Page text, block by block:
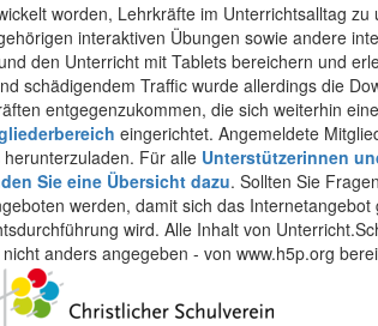
worden, Lehrkräfte im Unterrichtsalltag
interaktiven Übungen sowie andere
den Unterricht mit Tablets bereichern und
schädigendem Traffic wurde allerdings die
entgegenzukommen, die sich weiterhin
eingerichtet. Angemeldete
Für alle Unterstützerinnen
Sie eine Übersicht dazu. Sollten Sie
werden, damit sich das
wird. Alle Inhalt von
anders angegeben - von www.h5p.org